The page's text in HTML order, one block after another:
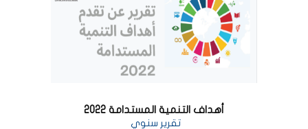
أهداف التنمية المستدامة 2022
تقرير سنوي